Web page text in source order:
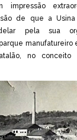
impressão
de que a Usina
pela sua
manufatureiro
no conceito